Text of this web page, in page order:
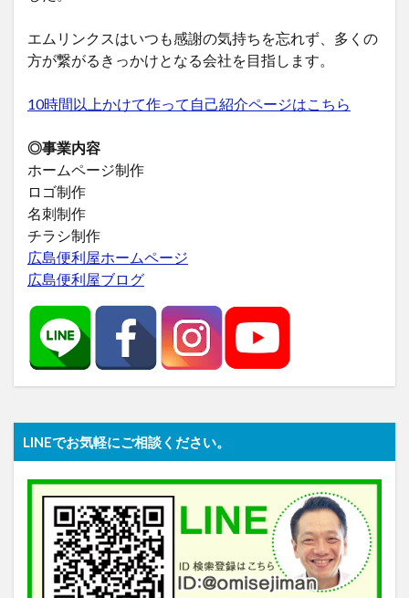
エムリンクスはいつも感謝の気持ちを忘れず、多くの
方が繋がるきっかけとなる会社を目指します。
10時間以上かけて作って自己紹介ページはこちら
◎事業内容
ホームページ制作
ロゴ制作
名刺制作
チラシ制作
広島便利屋ホームページ
広島便利屋ブログ
LINEでお気軽にご相談ください。